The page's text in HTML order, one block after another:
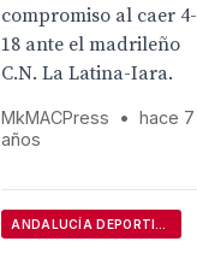
compromiso al caer 4-
18 ante el madrileño
C.N. La Latina-Iara.
MkMACPress •
hace 7
años